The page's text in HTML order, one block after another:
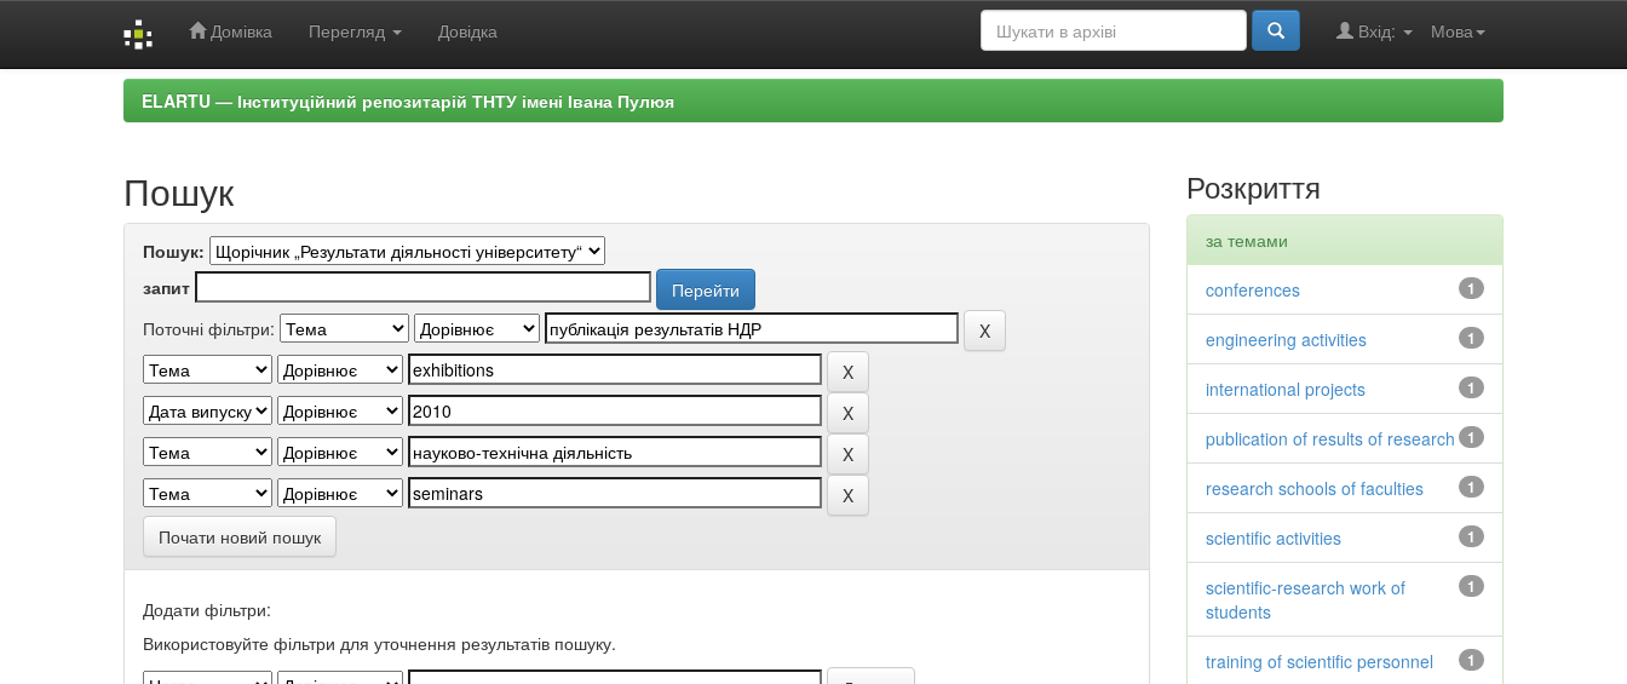
Домівка Перегляд Довідка Мова
Вхід:
ELARTU — Інституційний репозитарій ТНТУ імені Івана Пулюя
Пошук
Пошук:
запит
Поточні фільтри:
Почати новий пошук
Додати фільтри:
Використовуйте фільтри для уточнення результатів пошуку.
Розкриття
за темами
1
conferences
1
engineering activities
1
international projects
1
publication of results of research
1
research schools of faculties
1
scientific activities
1
scientific-research work of
students
1
training of scientific personnel